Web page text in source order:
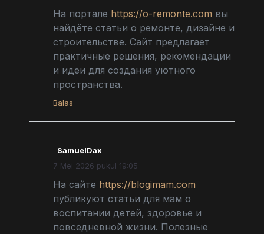
На портале https://o-remonte.com вы
найдёте статьи о ремонте, дизайне и
строительстве. Сайт предлагает
практичные решения, рекомендации
и идеи для создания уютного
пространства.
Balas
SamuelDax
7 Mei 2026 pukul 19:05
На сайте https://blogimam.com
публикуют статьи для мам о
воспитании детей, здоровье и
повседневной жизни. Полезные